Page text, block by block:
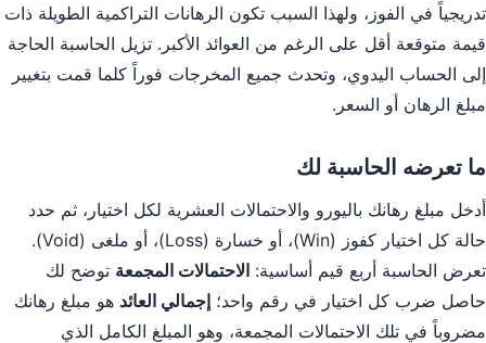
تدريجياً في الفوز، ولهذا السبب تكون الرهانات التراكمية الطويلة ذات
قيمة متوقعة أقل على الرغم من العوائد الأكبر. تزيل الحاسبة الحاجة
إلى الحساب اليدوي، وتحدث جميع المخرجات فوراً كلما قمت بتغيير
مبلغ الرهان أو السعر.
ما تعرضه الحاسبة لك
أدخل مبلغ رهانك باليورو والاحتمالات العشرية لكل اختيار، ثم حدد
حالة كل اختيار كفوز (Win)، أو خسارة (Loss)، أو ملغى (Void).
تعرض الحاسبة أربع قيم أساسية: الاحتمالات المجمعة توضح لك
حاصل ضرب كل اختيار في رقم واحد؛ إجمالي العائد هو مبلغ رهانك
مضروباً في تلك الاحتمالات المجمعة، وهو المبلغ الكامل الذي